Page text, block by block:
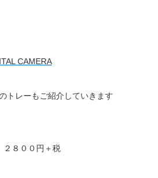
トレーもご紹介していきます
８００円＋税